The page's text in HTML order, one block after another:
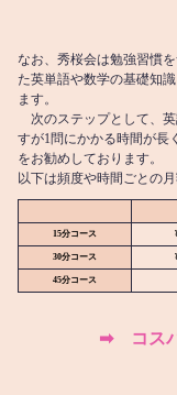
なお、秀桜会は勉強習慣
た英単語や数学の基礎知
ます。
次のステップとして、英
すが1問にかかる時間が長
をお勧めしております。
以下は頻度や時間ごとの月
15分コース
30分コース
45分コース
➡︎ コスパ